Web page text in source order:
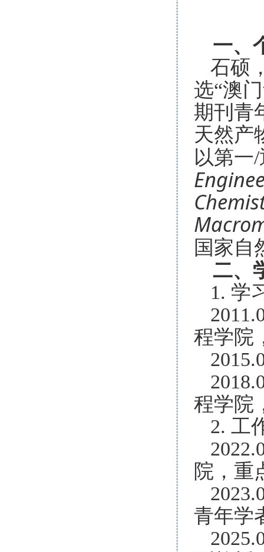
一、
石硕
选“澳
期刊青
天然产
以第一
Ch
国家自
二、
1. 学
程学院
程学院
2. 工
院，重
青年学